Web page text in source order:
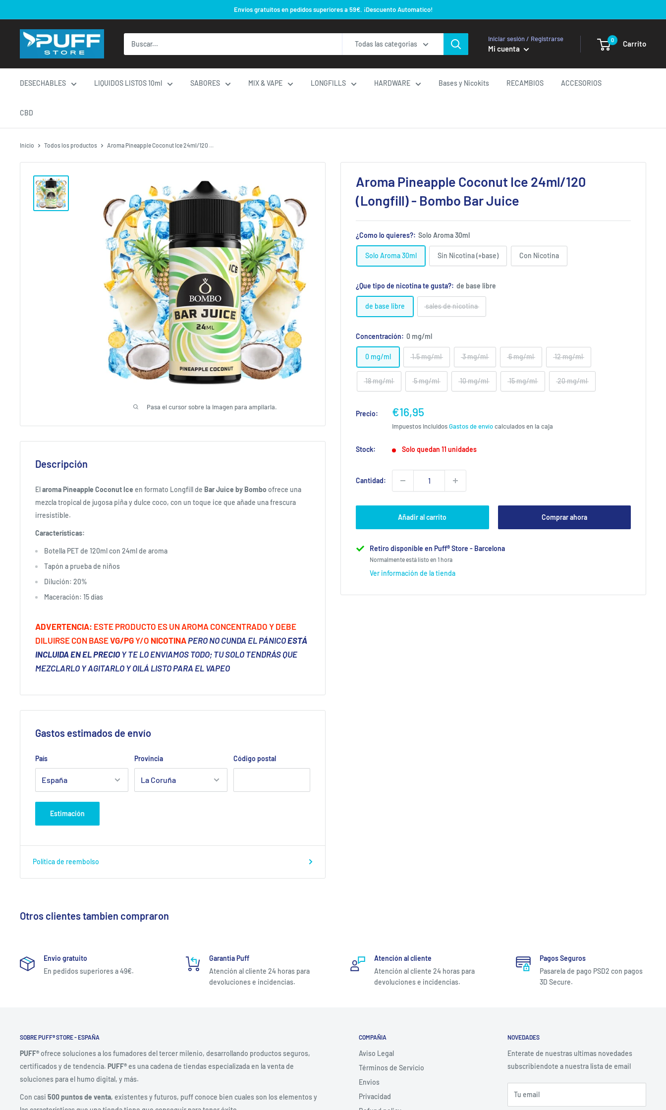
directamente
contenido
Envios gratuitos en pedidos superiores a 59€. ¡Descuento Automatico!
Todas las categorias
Iniciar sesión / Registrarse
Mi cuenta
0 Carrito
DESECHABLES LIQUIDOS LISTOS 10ml SABORES MIX & VAPE LONGFILLS HARDWARE Bases y Nicokits RECAMBIOS ACCESORIOS
CBD
Inicio Todos los productos Aroma Pineapple Coconut Ice 24ml/120 ...
Pasa el cursor sobre la imagen para ampliarla.
Aroma Pineapple Coconut Ice 24ml/120
(Longfill) - Bombo Bar Juice
¿Como lo quieres?: Solo Aroma 30ml
Solo Aroma 30ml Sin Nicotina (+base) Con Nicotina
¿Que tipo de nicotina te gusta?: de base libre
de base libre sales de nicotina
Concentración: 0 mg/ml
0 mg/ml 1.5 mg/ml 3 mg/ml 6 mg/ml 12 mg/ml
18 mg/ml 5 mg/ml 10 mg/ml 15 mg/ml 20 mg/ml
Precio:
Precio
de
venta
€16,95
Impuestos incluidosGastos de envíocalculados en la caja
Stock: Solo quedan 11 unidades
Cantidad:
Añadir al carrito Comprar ahora
Retiro disponible en Puff® Store - Barcelona
Normalmente está listo en 1 hora
Ver información de la tienda
Descripción
Elaroma Pineapple Coconut Ice en formato Longfill de Bar Juice by Bomboofrece una
mezcla tropical de jugosa piña y dulce coco, con un toque ice que añade una frescura
irresistible.
Características:
Botella PET de 120ml con 24ml de aroma
Tapón a prueba de niños
Dilución: 20%
Maceración: 15 días
ADVERTENCIA: ESTE PRODUCTO ES UN AROMA CONCENTRADO Y DEBE
DILUIRSE CON BASEVG/PGY/O NICOTINA PERO NO CUNDA EL PÁNICO ESTÁ
INCLUIDA EN EL PRECIO Y TE LO ENVIAMOS TODO; TU SOLO TENDRÁS QUE
MEZCLARLO Y AGITARLO Y OILÁ LISTO PARA EL VAPEO
Gastos estimados de envío
País Provincia Código postal
Estimación
Política de reembolso
Otros clientes tambien compraron
Envio gratuito
En pedidos superiores a 49€.
Garantia Puff
Atención al cliente 24 horas para
devoluciones e incidencias.
Atención al cliente
Atención al cliente 24 horas para
devoluciones e incidencias.
Pagos Seguros
Pasarela de pago PSD2 con pagos
3D Secure.
SOBRE PUFF® STORE - ESPAÑA
PUFF®ofrece soluciones a los fumadores del tercer milenio, desarrollando productos seguros,
certificados y de tendencia. PUFF®es una cadena de tiendas especializada en la venta de
soluciones para el humo digital, y más.
Con casi 500 puntos de venta, existentes y futuros, puff conoce bien cuales son los elementos y
COMPAÑIA
Aviso Legal
Términos de Servicio
Envios
Privacidad
NOVEDADES
Enterate de nuestras ultimas novedades
subscribiendote a nuestra lista de email
Tu email